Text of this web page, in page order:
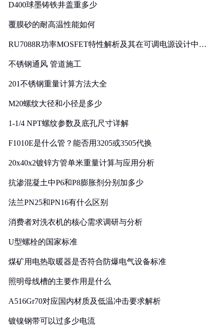
D400球墨铸铁井盖重多少
覆膜砂的耐高温性能如何
RU7088R功率MOSFET特性解析及其在可调电源设计中的
不锈钢通风 管道施工
201不锈钢重量计算方法大全
M20螺纹大径和小径是多少
1-1/4 NPT螺纹参数及底孔尺寸详解
F1010E是什么管？能否用3205或3505代换
20x40x2镀锌方管单米重量计算与应用分析
抗渗混凝土中P6和P8膨胀剂分别加多少
法兰PN25和PN16有什么区别
消费者对洗衣机的核心需求调研与分析
U型螺栓的国家标准
煤矿用电热取暖器是否符合防爆电气设备标准
照明母线槽的主要作用是什么
A516Gr70对应国内材质及低温冲击要求解析
镀镍钢带可以过多少电流